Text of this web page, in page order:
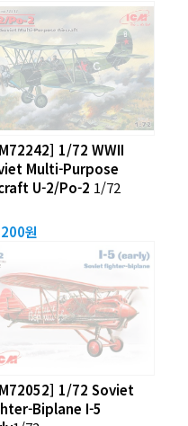
1/72 WWII
Multi-Purpose
U-2/Po-2 1/72
원
1/72 Soviet
Biplane I-5